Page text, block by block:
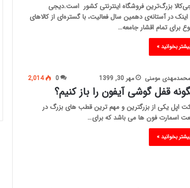
بزرگ‌ترین فروشگاه اینترنتی کشور است.دیجی
اینک در آستانه‌ی دهمین سال فعالیت، با گستره‌ای از کالاهای
برای تمام اقشار جامعه…
بیشتر بخوانید »
محمدمهدی مومنی مهر 30, 1399 0
2,014
قفل گوشی آیفون را باز کنیم؟
اپل یکی از بزرگترین و مهم ترین قطب های بزرگ در
اسمارت فون ها می باشد که برای…
بیشتر بخوانید »